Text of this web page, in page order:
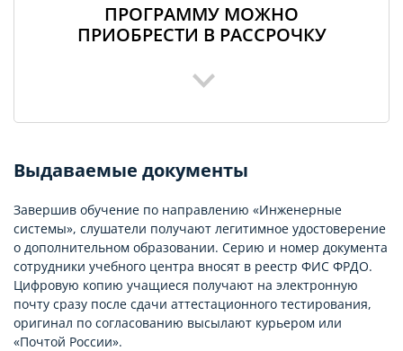
ПРОГРАММУ МОЖНО
ПРИОБРЕСТИ В РАССРОЧКУ
Выдаваемые документы
Завершив обучение по направлению «Инженерные
системы», слушатели получают легитимное удостоверение
о дополнительном образовании. Серию и номер документа
сотрудники учебного центра вносят в реестр ФИС ФРДО.
Цифровую копию учащиеся получают на электронную
почту сразу после сдачи аттестационного тестирования,
оригинал по согласованию высылают курьером или
«Почтой России».